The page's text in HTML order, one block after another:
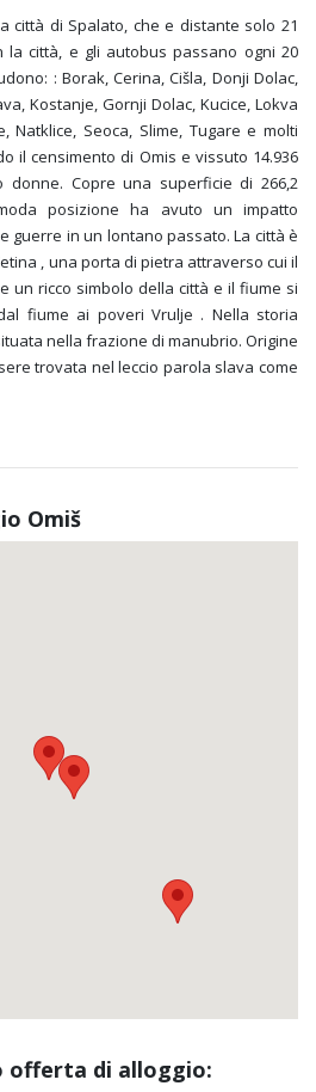
città di Spalato, che e distante solo 21
la città, e gli autobus passano ogni 20
: Borak, Cerina, Cišla, Donji Dolac,
Kostanje, Gornji Dolac, Kucice, Lokva
Natklice, Seoca, Slime, Tugare e molti
il censimento di Omis e vissuto 14.936
donne. Copre una superficie di 266,2
posizione ha avuto un impatto
guerre in un lontano passato. La città è
, una porta di pietra attraverso cui il
un ricco simbolo della città e il fiume si
fiume ai poveri Vrulje . Nella storia
nella frazione di manubrio. Origine
trovata nel leccio parola slava come
Omiš
offerta di alloggio: